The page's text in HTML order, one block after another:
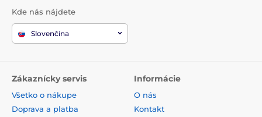
Kde nás nájdete
Slovenčina
Zákaznícky servis
Všetko o nákupe
Doprava a platba
Informácie
O nás
Kontakt